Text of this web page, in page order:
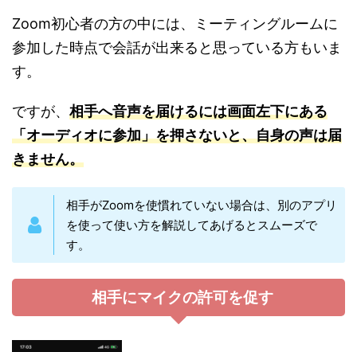
Zoom初心者の方の中には、ミーティングルームに
参加した時点で会話が出来ると思っている方もいま
す。
ですが、 相手へ音声を届けるには画面左下にある
「オーディオに参加」を押さないと、自身の声は届
きません。
相手がZoomを使慣れていない場合は、別のアプリ
を使って使い方を解説してあげるとスムーズで
す。
相手にマイクの許可を促す